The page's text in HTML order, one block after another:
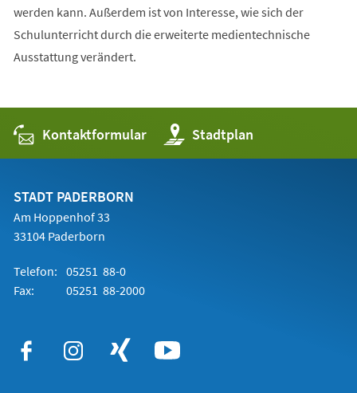
werden kann. Außerdem ist von Interesse, wie sich der
Schulunterricht durch die erweiterte medientechnische
Ausstattung verändert.
Kontaktformular Stadtplan
(Öffnet
in
einem
STADT PADERBORN
Am Hoppenhof 33
33104 Paderborn
Telefon: 05251 88-0
Fax:
05251 88-2000